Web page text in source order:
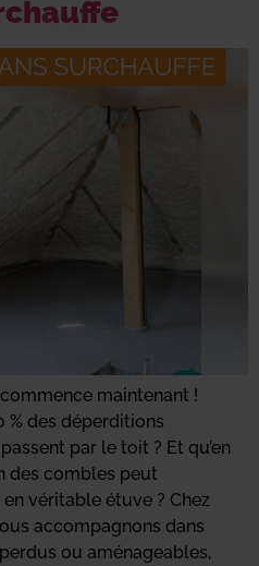
maintenant !
% des déperditions
par le toit ? Et qu’en
des combles peut
véritable étuve ? Chez
accompagnons dans
ou aménageables,